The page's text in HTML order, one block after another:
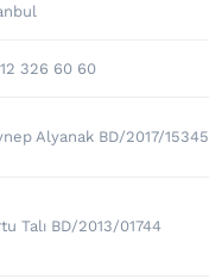
326 60 60
Alyanak BD/2017/15345
Talı BD/2013/01744